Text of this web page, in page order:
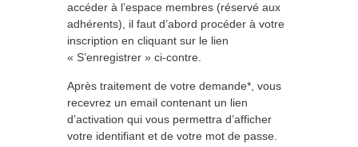
accéder à l’espace membres (réservé aux
adhérents), il faut d’abord procéder à votre
inscription en cliquant sur le lien
« S’enregistrer » ci-contre.
Après traitement de votre demande*, vous
recevrez un email contenant un lien
d’activation qui vous permettra d’afficher
votre identifiant et de votre mot de passe.